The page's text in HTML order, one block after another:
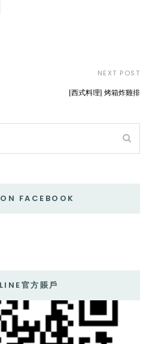
NEXT POST
[西式料理] 烤箱炸雞排
FACEBOOK
官方賬戶